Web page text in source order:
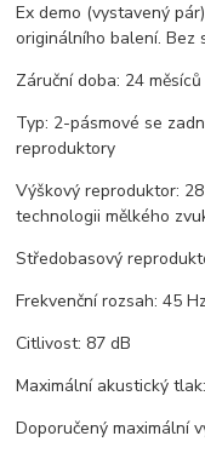
Ex demo (vystavený
originálního balení. Bez
Záruční doba: 24 měsíců
Typ: 2-pásmové se
reproduktory
Výškový reproduktor:
technologii mělkého
Středobasový
Frekvenční rozsah: 45
Citlivost: 87 dB
Maximální akustický
Doporučený maximální